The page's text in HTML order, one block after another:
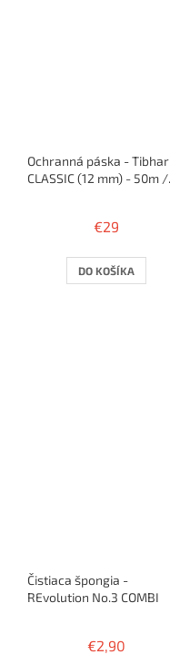
Ochranná páska - Tibhar
CLASSIC (12 mm) - 50m /
€29
DO KOŠÍKA
Čistiaca špongia -
REvolution No.3 COMBI
€2,90